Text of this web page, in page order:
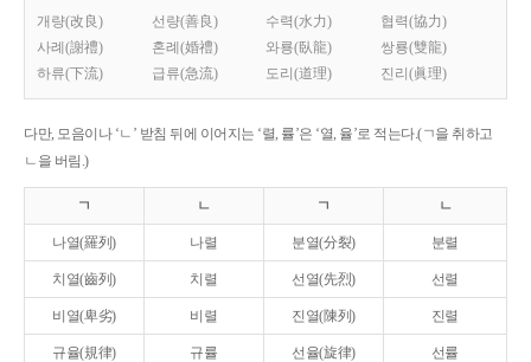
개량(改良) 선량(善良) 수력(水力)
협력(協力)
사례(謝禮)
혼례(婚禮) 와룡(臥龍)
쌍룡(雙龍)
하류(下流)
급류(急流) 도리(道理) 진리(眞理)
다만, 모음이나 ‘ㄴ’ 받침 뒤에 이어지는 ‘렬, 률’은 ‘열, 율’로 적는다.(ㄱ을 취하고
ㄴ을 버림.)
ㄱ ㄴ ㄱ ㄴ
나열(羅列) 나렬 분열(分裂) 분렬
치열(齒列) 치렬 선열(先烈) 선렬
비열(卑劣) 비렬 진열(陳列) 진렬
규율(規律) 규률 선율(旋律) 선률